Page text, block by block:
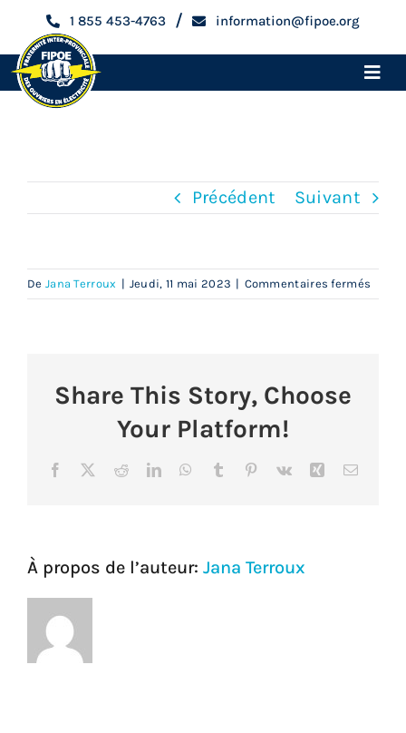
content
1 855 453-4763 / information@fipoe.org
Toggle
Devenir membre
Services aux membres
Actualités
Précédent Suivant
De Jana Terroux | Jeudi, 11 mai 2023 | Commentaires fermés
Share This Story, Choose
Your Platform!
Facebook RedditLinkedInWhatsApp
Tumblr PinterestVk XingCourriel
À propos de l’auteur: Jana Terroux